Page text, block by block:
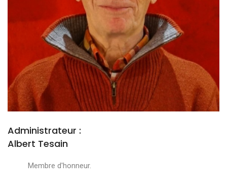
Administrateur :
Albert Tesain
Membre d'honneur.